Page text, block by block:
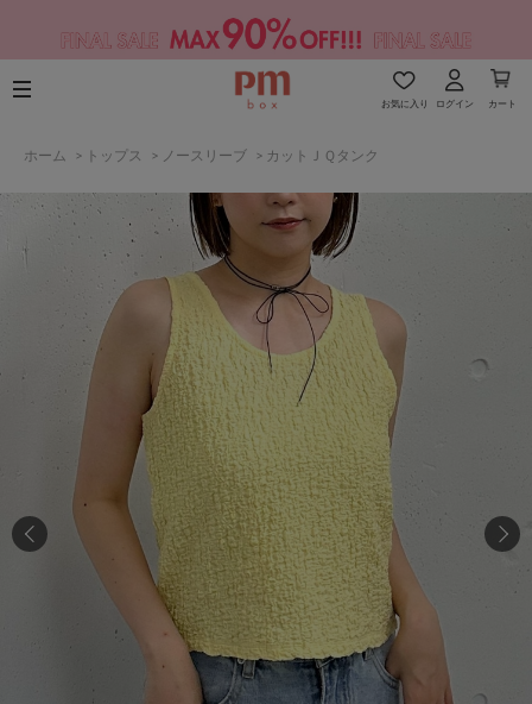
お気に入り ログイン カート
ホーム > トップス > ノースリーブ > カットＪＱタンク